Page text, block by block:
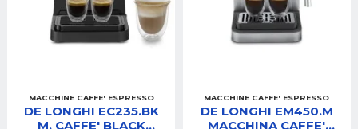
MACCHINE CAFFE' ESPRESSO
DE LONGHI EC235.BK
M. CAFFE' BLACK
MACCHINE CAFFE' ESPRESSO
DE LONGHI EM450.M
MACCHINA CAFFE'